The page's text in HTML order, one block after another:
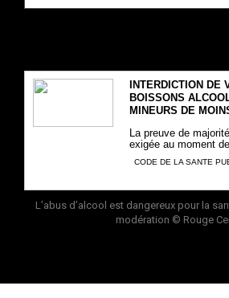
INTERDICTION DE
BOISSONS
MINEURS DE
La preuve de
exigée au moment
CODE DE LA SANTE
L’abus d’alcool est dangereux pour la
modération © Rouge